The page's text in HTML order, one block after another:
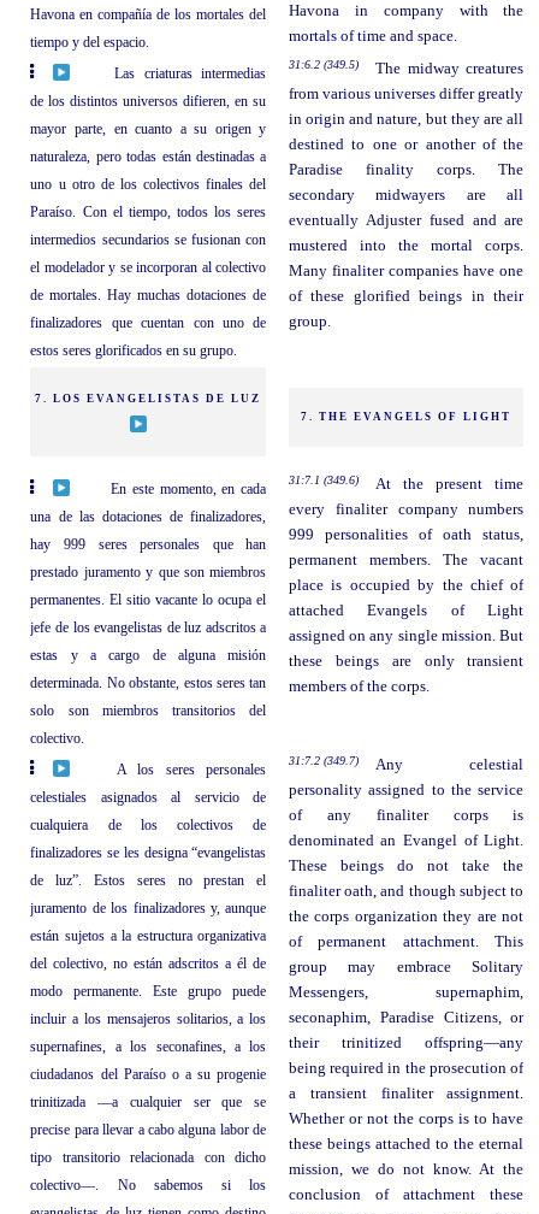
Havona en compañía de los mortales del
tiempo y del espacio.
Havona in company with the
mortals of time and space.
Las criaturas intermedias
de los distintos universos difieren, en su
mayor parte, en cuanto a su origen y
naturaleza, pero todas están destinadas a
uno u otro de los colectivos finales del
Paraíso. Con el tiempo, todos los seres
intermedios secundarios se fusionan con
el modelador y se incorporan al colectivo
de mortales. Hay muchas dotaciones de
finalizadores que cuentan con uno de
estos seres glorificados en su grupo.
31:6.2 (349.5)
The midway creatures
from various universes differ greatly
in origin and nature, but they are all
destined to one or another of the
Paradise finality corps. The
secondary midwayers are all
eventually Adjuster fused and are
mustered into the mortal corps.
Many finaliter companies have one
of these glorified beings in their
group.
7. LOS EVANGELISTAS DE LUZ
7. THE EVANGELS OF LIGHT
En este momento, en cada
una de las dotaciones de finalizadores,
hay 999 seres personales que han
prestado juramento y que son miembros
permanentes. El sitio vacante lo ocupa el
jefe de los evangelistas de luz adscritos a
estas y a cargo de alguna misión
determinada. No obstante, estos seres tan
solo son miembros transitorios del
colectivo.
31:7.1 (349.6)
At the present time
every finaliter company numbers
999 personalities of oath status,
permanent members. The vacant
place is occupied by the chief of
attached Evangels of Light
assigned on any single mission. But
these beings are only transient
members of the corps.
A los seres personales
celestiales asignados al servicio de
cualquiera de los colectivos de
finalizadores se les designa “evangelistas
de luz”. Estos seres no prestan el
juramento de los finalizadores y, aunque
están sujetos a la estructura organizativa
del colectivo, no están adscritos a él de
modo permanente. Este grupo puede
incluir a los mensajeros solitarios, a los
supernafines, a los seconafines, a los
ciudadanos del Paraíso o a su progenie
trinitizada —a cualquier ser que se
precise para llevar a cabo alguna labor de
tipo transitorio relacionada con dicho
colectivo—. No sabemos si los
31:7.2 (349.7)
Any celestial
personality assigned to the service
of any finaliter corps is
denominated an Evangel of Light.
These beings do not take the
finaliter oath, and though subject to
the corps organization they are not
of permanent attachment. This
group may embrace Solitary
Messengers, supernaphim,
seconaphim, Paradise Citizens, or
their trinitized offspring—any
being required in the prosecution of
a transient finaliter assignment.
Whether or not the corps is to have
these beings attached to the eternal
mission, we do not know. At the
conclusion of attachment these